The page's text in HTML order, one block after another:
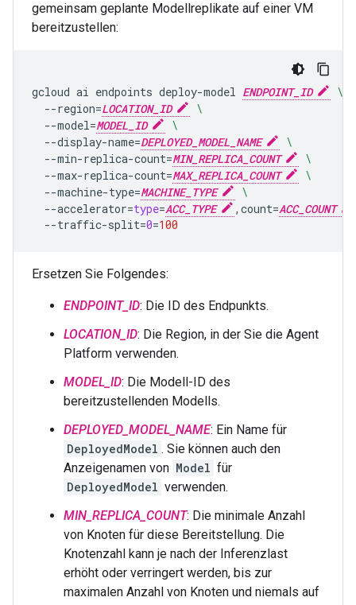
gemeinsam geplante Modellreplikate auf einer VM
bereitzustellen:
gcloud ai endpoints deploy-model ENDPOINT_ID
\
--region=LOCATION_ID
\
--model=MODEL_ID
\
--display-name=DEPLOYED_MODEL_NAME
\
--min-replica-count=MIN_REPLICA_COUNT
\
--max-replica-count=MAX_REPLICA_COUNT
\
--machine-type=MACHINE_TYPE
\
--accelerator=type=ACC_TYPE ,count=ACC_COUNT
--traffic-split=0=100
Ersetzen Sie Folgendes:
ENDPOINT_ID: Die ID des Endpunkts.
LOCATION_ID: Die Region, in der Sie die Agent
Platform verwenden.
MODEL_ID: Die Modell-ID des
bereitzustellenden Modells.
DEPLOYED_MODEL_NAME: Ein Name für
DeployedModel . Sie können auch den
Anzeigenamen von Model für
DeployedModel verwenden.
MIN_REPLICA_COUNT: Die minimale Anzahl
von Knoten für diese Bereitstellung. Die
Knotenzahl kann je nach der Inferenzlast
erhöht oder verringert werden, bis zur
maximalen Anzahl von Knoten und niemals auf